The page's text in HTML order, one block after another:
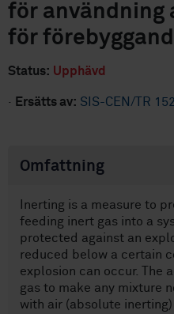
för användning
för
Status: Upphävd
· Ersätts av: SIS-CEN/TR
Omfattning
Inerting is a measure to
feeding inert gas into a
protected against an
reduced below a certain
explosion can occur. The
gas to make any mixture
with air (absolute